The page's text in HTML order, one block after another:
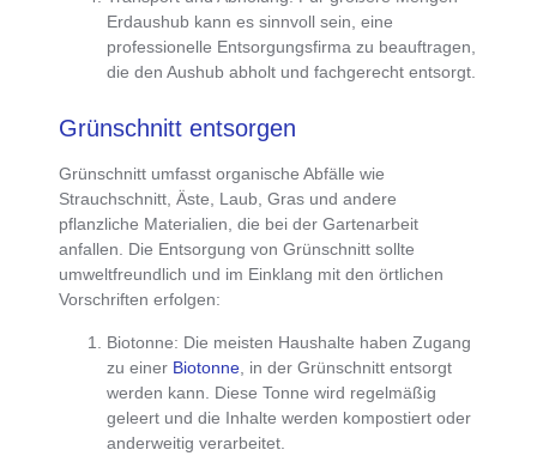
Erdaushub kann es sinnvoll sein, eine
professionelle Entsorgungsfirma zu beauftragen,
die den Aushub abholt und fachgerecht entsorgt.
Grünschnitt entsorgen
Grünschnitt umfasstorganische Abfälle wie
Strauchschnitt, Äste, Laub, Gras und andere
pflanzliche Materialien, die bei der Gartenarbeit
anfallen. Die Entsorgung von Grünschnitt sollte
umweltfreundlich und im Einklang mit den örtlichen
Vorschriften erfolgen:
Biotonne: Die meisten Haushalte haben Zugang
zu einer Biotonne , in der Grünschnitt entsorgt
werden kann. Diese Tonne wird regelmäßig
geleert und die Inhalte werden kompostiert oder
anderweitig verarbeitet.